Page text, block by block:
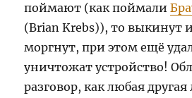
поймают (как поймали
(Brian Krebs)), то выкинут
моргнут, при этом ещё
уничтожат устройство!
разговор, как любая